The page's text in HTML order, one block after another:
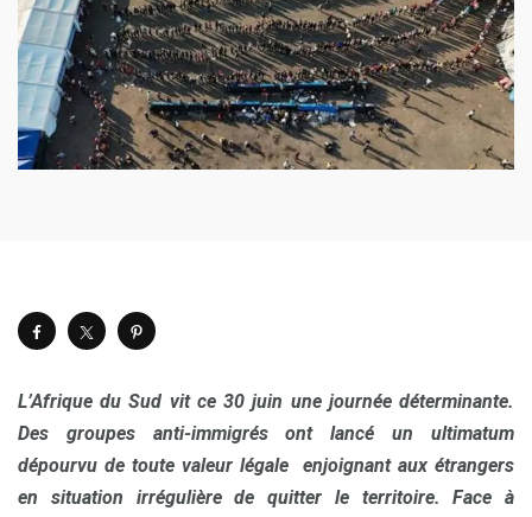
L’Afrique du Sud vit ce 30 juin une journée déterminante.
Des groupes anti-immigrés ont lancé un ultimatum
dépourvu de toute valeur légale enjoignant aux étrangers
en situation irrégulière de quitter le territoire. Face à